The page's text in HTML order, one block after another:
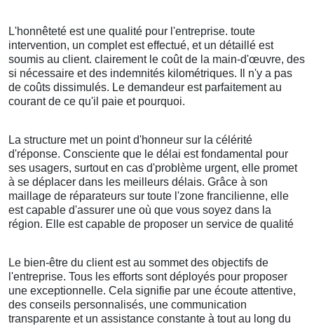
L'honnêteté est une qualité pour l'entreprise. toute
intervention, un complet est effectué, et un détaillé est
soumis au client. clairement le coût de la main-d'œuvre, des
si nécessaire et des indemnités kilométriques. Il n'y a pas
de coûts dissimulés. Le demandeur est parfaitement au
courant de ce qu'il paie et pourquoi.
La structure met un point d'honneur sur la célérité
d'réponse. Consciente que le délai est fondamental pour
ses usagers, surtout en cas d'problème urgent, elle promet
à se déplacer dans les meilleurs délais. Grâce à son
maillage de réparateurs sur toute l'zone francilienne, elle
est capable d'assurer une où que vous soyez dans la
région. Elle est capable de proposer un service de qualité
Le bien-être du client est au sommet des objectifs de
l'entreprise. Tous les efforts sont déployés pour proposer
une exceptionnelle. Cela signifie par une écoute attentive,
des conseils personnalisés, une communication
transparente et un assistance constante à tout au long du